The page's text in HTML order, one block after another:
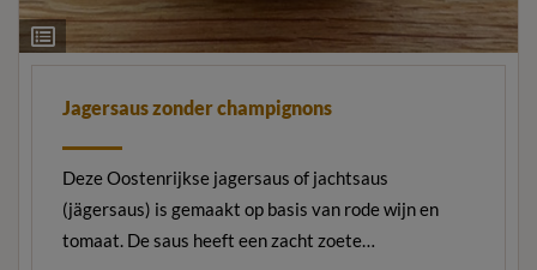
Ingrediëntenlijst
Jagersaus zonder champignons
Deze Oostenrijkse jagersaus of jachtsaus
(jägersaus) is gemaakt op basis van rode wijn en
tomaat. De saus heeft een zacht zoete…